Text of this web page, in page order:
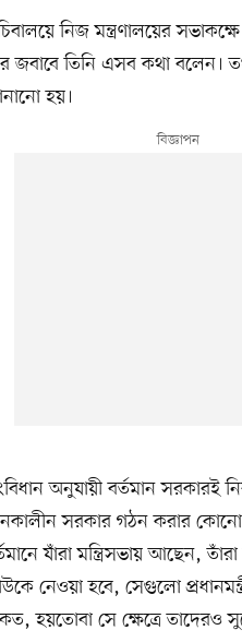
নিজ মন্ত্রণালয়ের
জবাবে তিনি এসব কথা বলেন।
হয়।
অনুযায়ী বর্তমান সরকারই
সরকার গঠন করার
যাঁরা মন্ত্রিসভায় আছেন,
নেওয়া হবে, সেগুলো
হয়তোবা সে ক্ষেত্রে তাদেরও